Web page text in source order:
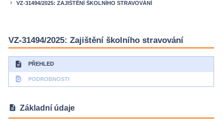
keyboard_arrow_right VZ-31494/2025: ZAJIŠTĚNÍ ŠKOLNÍHO STRAVOVÁNÍ
VZ-31494/2025: Zajištění školního stravování
description PŘEHLED
find_in_page PODROBNOSTI
description Základní údaje